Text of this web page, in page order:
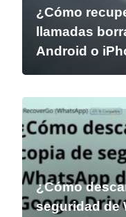
¿Cómo
llamadas
Android o
¿Cómo
seguridad de